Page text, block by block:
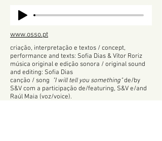
www.osso.pt
criação, interpretação e textos / concept,
performance and texts: Sofia Dias & Vítor Roriz
música original e edição sonora / original sound
and editing: Sofia Dias
canção / song "I will tell you something"de/by
S&V com a participação de/featuring, S&V e/and
Raúl Maia (voz/voice).